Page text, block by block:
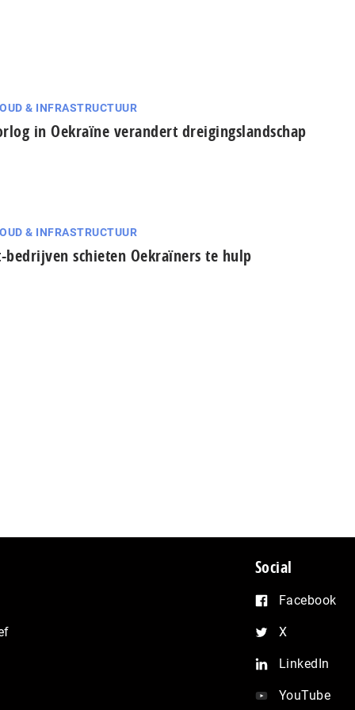
& INFRASTRUCTUUR
in Oekraïne verandert dreigingslandschap
& INFRASTRUCTUUR
bedrijven schieten Oekraïners te hulp
Social
Facebook
X
LinkedIn
YouTube